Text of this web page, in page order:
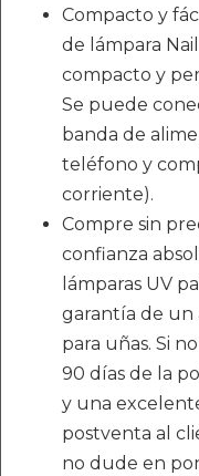
Compacto y
de lámpara
compacto y
Se puede
banda de
teléfono y
corriente).
Compre sin
confianza
lámparas UV
garantía de un
para uñas. Si
90 días de la
y una
postventa al
no dude en